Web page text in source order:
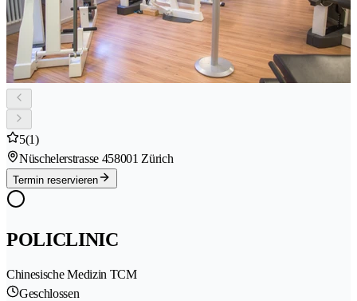
5(1)
Nüschelerstrasse 458001 Zürich
Termin reservieren
POLICLINIC
Chinesische Medizin TCM
Geschlossen